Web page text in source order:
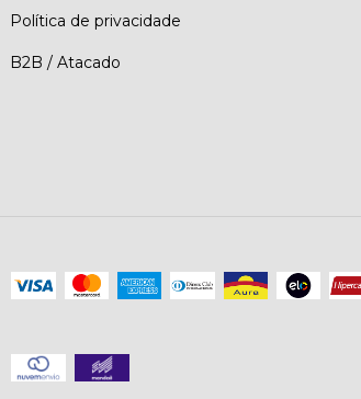
Política de privacidade
B2B / Atacado